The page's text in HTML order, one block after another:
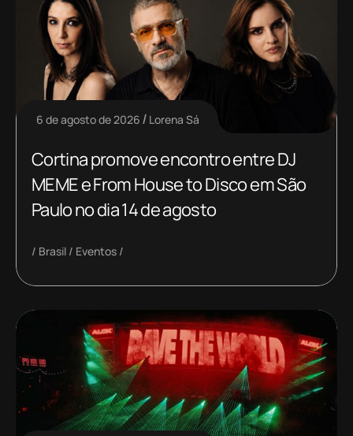
6 de agosto de 2026 Lorena Sá
Cortina promove encontro entre DJ
MEME e From House to Disco em São
Paulo no dia 14 de agosto
Brasil Eventos